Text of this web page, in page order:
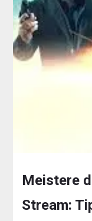
Meistere
Stream: